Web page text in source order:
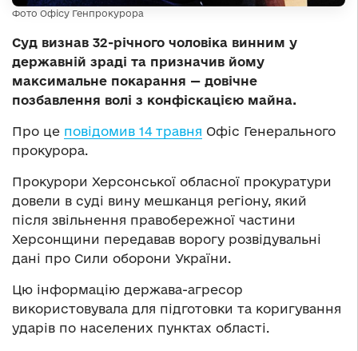
Фото Офісу Генпрокурора
Суд визнав 32-річного чоловіка винним у
державній зраді та призначив йому
максимальне покарання — довічне
позбавлення волі з конфіскацією майна.
Про це повідомив 14 травня Офіс Генерального
прокурора.
Прокурори Херсонської обласної прокуратури
довели в суді вину мешканця регіону, який
після звільнення правобережної частини
Херсонщини передавав ворогу розвідувальні
дані про Сили оборони України.
Цю інформацію держава-агресор
використовувала для підготовки та коригування
ударів по населених пунктах області.